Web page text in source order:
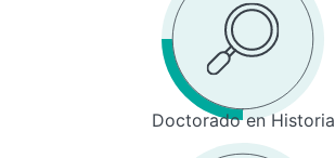
Doctorado en Historia